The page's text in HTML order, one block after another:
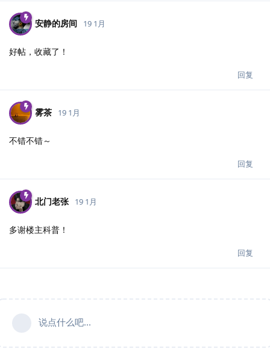
安静的房间 19 1月
好帖，收藏了！
回复
雾茶 19 1月
不错不错～
回复
北门老张 19 1月
多谢楼主科普！
回复
说点什么吧...